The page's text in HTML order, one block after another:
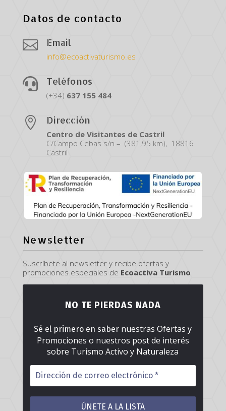
Datos de contacto
 Email
info@ecoactivaturismo.es
 Teléfonos
(+34) 637 155 484
 Dirección
Centro de Visitantes de Castril
C/Campo Cebas s/n – (381,95 km), 18816
Castril
Newsletter
Suscríbete al newsletter y recibe ofertas y
promociones especiales de Ecoactiva Turismo
NO TE PIERDAS NADA
Sé el primero en saber nuestras Ofertas y
Promociones o nuestros post de interés
sobre Turismo Activo y Naturaleza